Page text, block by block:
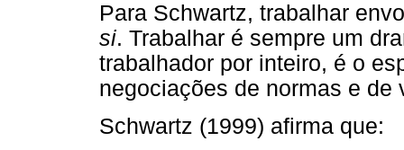
Para Schwartz, trabalhar
si. Trabalhar é sempre um
trabalhador por inteiro, é o
negociações de normas e de
Schwartz (1999) afirma que: